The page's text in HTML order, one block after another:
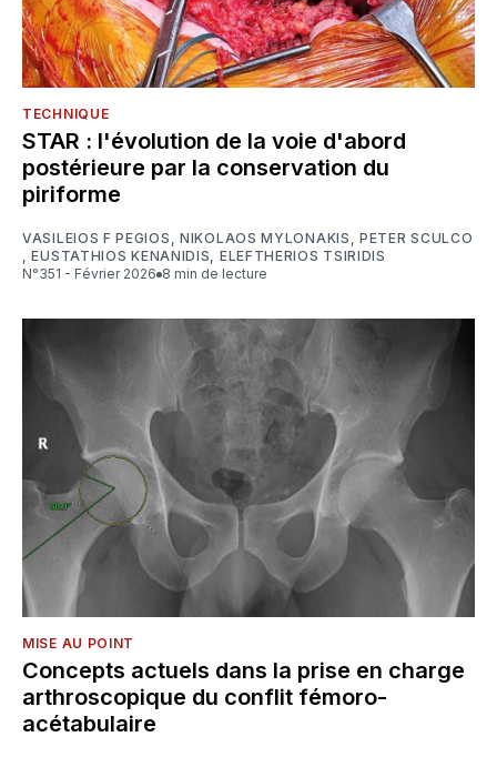
TECHNIQUE
STAR : l'évolution de la voie d'abord
postérieure par la conservation du
piriforme
VASILEIOS F PEGIOS ,NIKOLAOS MYLONAKIS ,PETER SCULCO
,EUSTATHIOS KENANIDIS, ELEFTHERIOS TSIRIDIS
N°351 - Février 2026
8 min de lecture
MISE AU POINT
Concepts actuels dans la prise en charge
arthroscopique du conflit fémoro-
acétabulaire